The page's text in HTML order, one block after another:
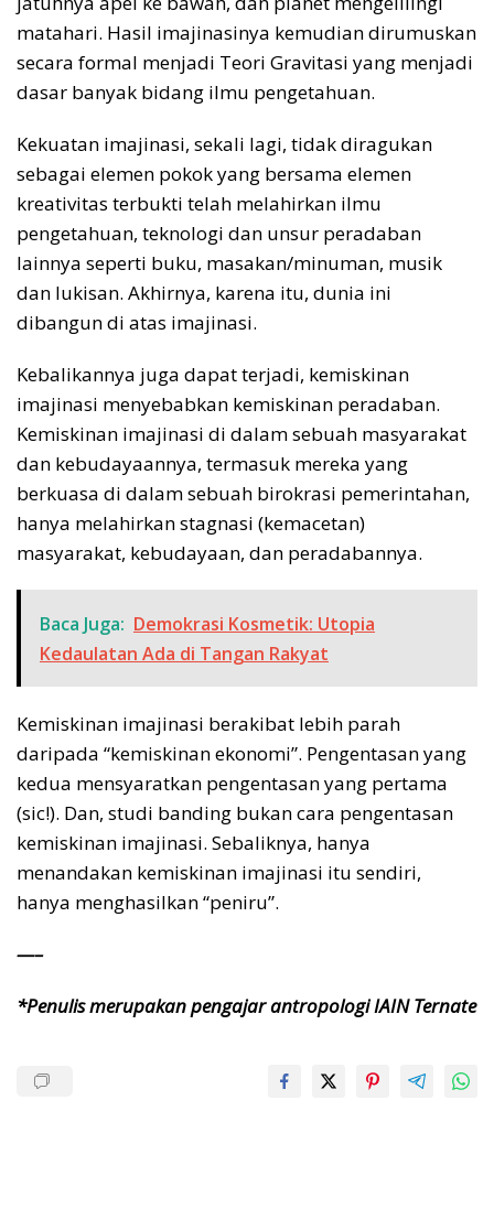
matahari. Hasil imajinasinya kemudian dirumuskan
secara formal menjadi Teori Gravitasi yang menjadi
dasar banyak bidang ilmu pengetahuan.
Kekuatan imajinasi, sekali lagi, tidak diragukan
sebagai elemen pokok yang bersama elemen
kreativitas terbukti telah melahirkan ilmu
pengetahuan, teknologi dan unsur peradaban
lainnya seperti buku, masakan/minuman, musik
dan lukisan. Akhirnya, karena itu, dunia ini
dibangun di atas imajinasi.
Kebalikannya juga dapat terjadi, kemiskinan
imajinasi menyebabkan kemiskinan peradaban.
Kemiskinan imajinasi di dalam sebuah masyarakat
dan kebudayaannya, termasuk mereka yang
berkuasa di dalam sebuah birokrasi pemerintahan,
hanya melahirkan stagnasi (kemacetan)
masyarakat, kebudayaan, dan peradabannya.
Baca Juga: Demokrasi Kosmetik: Utopia
Kedaulatan Ada di Tangan Rakyat
Kemiskinan imajinasi berakibat lebih parah
daripada “kemiskinan ekonomi”. Pengentasan yang
kedua mensyaratkan pengentasan yang pertama
(sic!). Dan, studi banding bukan cara pengentasan
kemiskinan imajinasi. Sebaliknya, hanya
menandakan kemiskinan imajinasi itu sendiri,
hanya menghasilkan “peniru”.
—–
*Penulis merupakan pengajar antropologi IAIN Ternate